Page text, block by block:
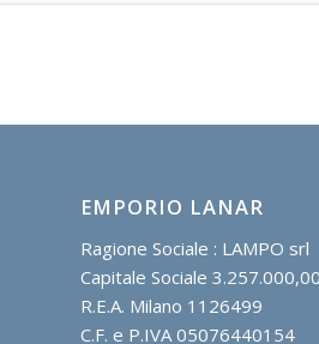
EMPORIO LANAR
Ragione Sociale : LAMPO srl
Capitale Sociale 3.257.000,00
R.E.A. Milano 1126499
C.F. e P.IVA 05076440154